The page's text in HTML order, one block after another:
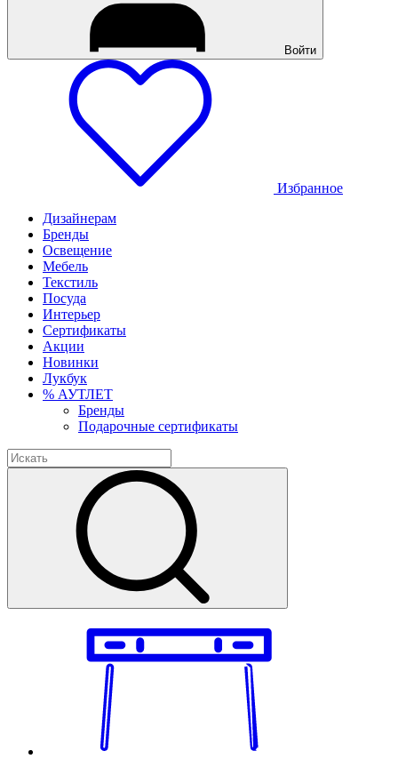
Войти
Избранное
Дизайнерам
Бренды
Освещение
Мебель
Текстиль
Посуда
Интерьер
Сертификаты
Акции
Новинки
Лукбук
% АУТЛЕТ
Бренды
Подарочные сертификаты